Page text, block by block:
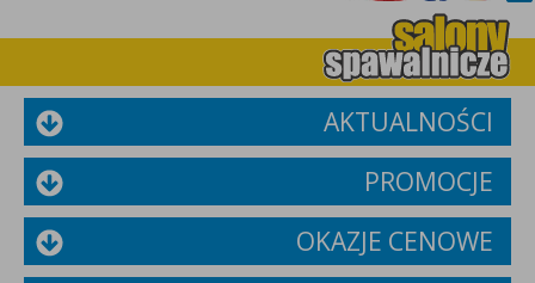
AKTUALNOŚCI
PROMOCJE
OKAZJE CENOWE